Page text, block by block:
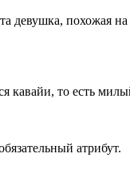
девушка, похожая
кавайи, то есть
атрибут.